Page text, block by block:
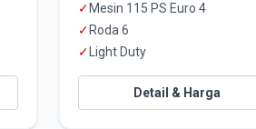
✓ Mesin 115 PS Euro 4
✓ Roda 6
✓ Light Duty
Detail & Harga